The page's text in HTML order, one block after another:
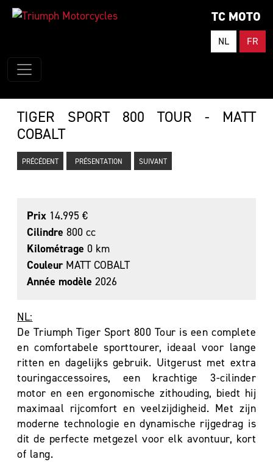
TC MOTO
NL FR
TIGER SPORT 800 TOUR - MATT
COBALT
PRÉCÉDENT PRÉSENTATION SUIVANT
Prix 14.995 €
Cilindre 800 cc
Kilométrage 0 km
CouleurMATT COBALT
Année modèle 2026
NL:
De Triumph Tiger Sport 800 Tour is een complete
en comfortabele sporttourer, ideaal voor lange
ritten en dagelijks gebruik. Uitgerust met extra
touringaccessoires, een krachtige 3-cilinder
motor en een ergonomische zithouding, biedt hij
maximaal rijcomfort en veelzijdigheid. Met zijn
moderne technologie en dynamische rijgedrag is
dit de perfecte metgezel voor elk avontuur, kort
of lang.